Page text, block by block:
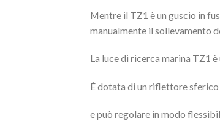
Mentre il TZ1 è un guscio in
manualmente il sollevamento
La luce di ricerca marina TZ1
È dotata di un riflettore
e può regolare in modo